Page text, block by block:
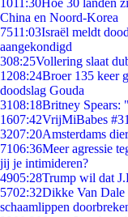
1011:30Hoe 30 landen
China en Noord-Korea
7511:03Israël meldt
aangekondigd
308:25Vollering slaat
1208:24Broer 135 keer
doodslag Gouda
3108:18Britney Spears:
1607:42VrijMiBabes
3207:20Amsterdams
7106:36Meer agressie
jij je intimideren?
4905:28Trump wil dat
5702:32Dikke Van Dale
schaamlippen